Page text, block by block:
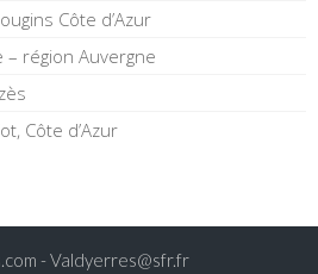
Côte d’Azur
– région Auvergne
Côte d’Azur
-Valdyerres@sfr.fr